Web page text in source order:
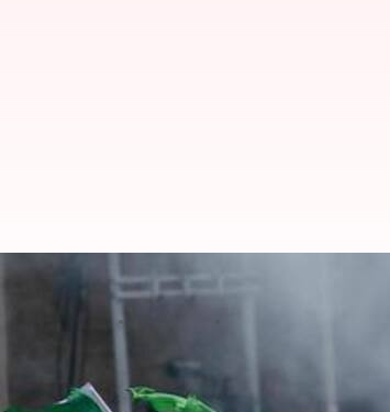
ट्विटर पर ट्रेंड कर रहा
क्या है खबर?